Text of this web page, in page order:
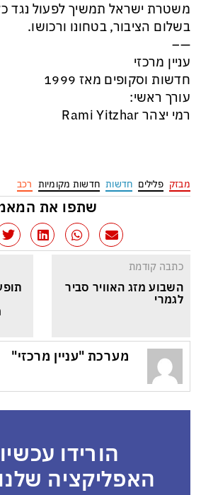
משטרת ישראל תמשיך לפעול נגד
בשלום הציבור, בטחונו ורכושו.
—–
עניין מרכזי
חדשות וסקופים מאז 1999
עורך ראשי:
רמי יצהר Rami Yitzhar
מבזק פלילים חדשות חדשות מקומיות רכב
שתפו את
כתבה קודמת
השבוע מזג האוויר סביר
לגמרי
מערכת "עניין מרכזי"
הורידו
האפליקציה